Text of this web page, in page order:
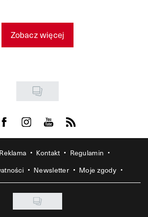
Zobacz więcej
Visit us on Facebook
Visit us on Instagram
Visit us on Youtube
Visit us on Rss
Reklama Kontakt
Regulamin
Newsletter Moje zgody